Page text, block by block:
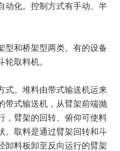
动化。控制方式有手动、半
型和桥架型两类。有的设备
轮取料机。
式。堆料由带式输送机运来
带式输送机，从臂架前端抛
，臂架的回转、俯仰可使料
。取料是通过臂架回转和斗
卸料板卸至反向运行的臂架